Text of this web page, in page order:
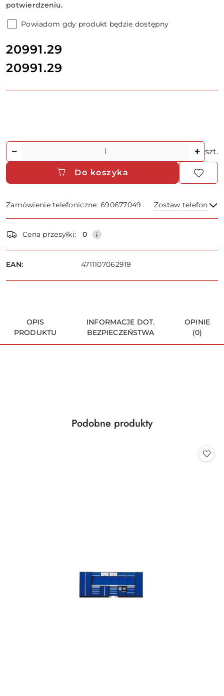
potwierdzeniu.
Powiadom gdy produkt będzie dostępny
cena:
20991.29
Cena:
20991.29
Ilość szt.
Do koszyka
Zamówienie telefoniczne: 690677049 Zostaw telefon
Wyślij
i
dostawa
Cena przesyłki: 0
EAN: 4711107062919
OPIS
PRODUKTU
INFORMACJE DOT.
BEZPIECZEŃSTWA
OPINIE
(0)
Pomiń karuzelę produktów
Produkty
Podobne produkty